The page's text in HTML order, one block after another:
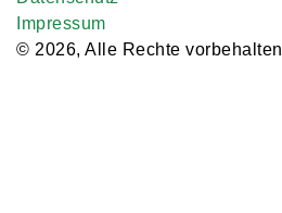
© 2026, Alle Rechte vorbehalten
Impressum